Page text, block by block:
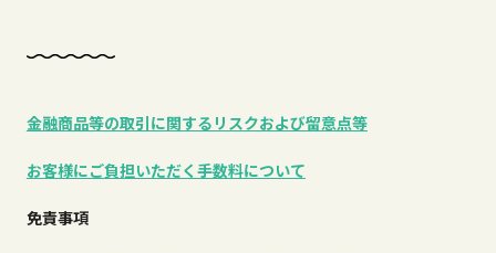
金融商品等の取引に関するリスクおよび留意点等
お客様にご負担いただく手数料について
免責事項